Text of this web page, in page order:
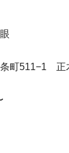
町511−1 正